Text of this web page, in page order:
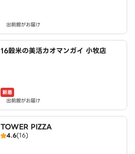
出前館がお届け
16穀米の美活カオマンガイ 小牧店
新着
出前館がお届け
TOWER PIZZA
4.6(16)